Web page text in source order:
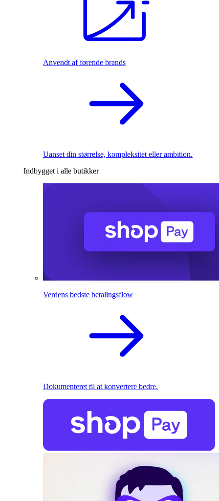
Anvendt af førende brands
Uanset din størrelse, kompleksitet eller ambition.
Indbygget i alle butikker
Verdens bedste betalingsflow
Dokumenteret til at konvertere bedre.